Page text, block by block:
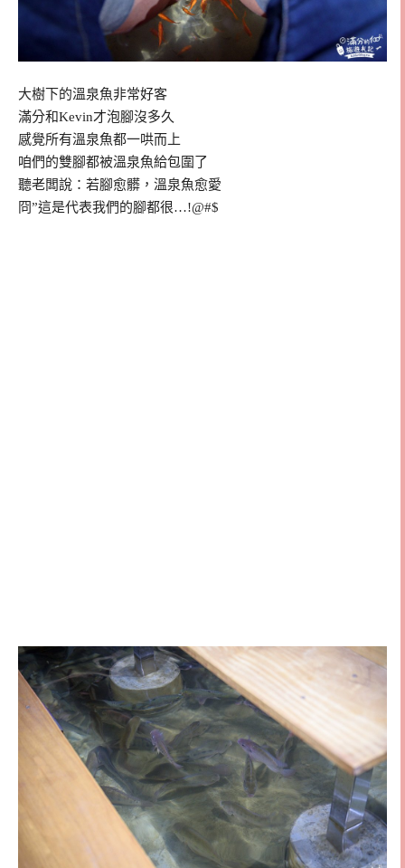
大樹下的溫泉魚非常好客
滿分和Kevin才泡腳沒多久
感覺所有溫泉魚都一哄而上
咱們的雙腳都被溫泉魚給包圍了
聽老闆說：若腳愈髒，溫泉魚愈愛
冏”這是代表我們的腳都很…!@#$